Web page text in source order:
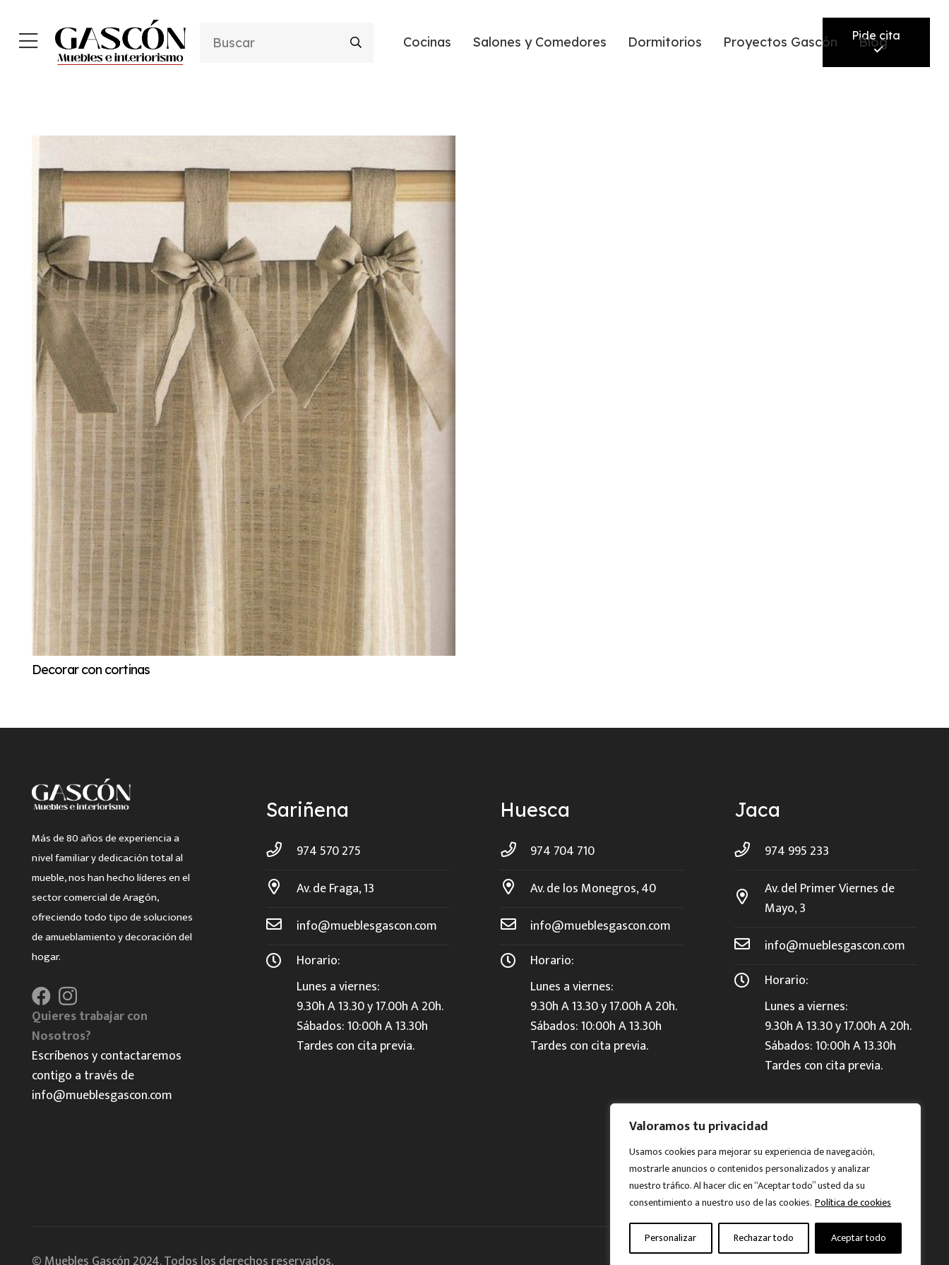
Valoramos tu privacidad
Usamos cookies para mejorar su experiencia de navegación,
mostrarle anuncios o contenidos personalizados y analizar
nuestro tráfico. Al hacer clic en “Aceptar todo” usted da su
consentimiento a nuestro uso de las cookies. Política de cookies
Personalizar Rechazar todo Aceptar todo
Cocinas Salones y Comedores Dormitorios Proyectos Gascón Blog
Pide cita
Decorar con cortinas
Más de 80 años de experiencia a
nivel familiar y dedicación total al
mueble, nos han hecho líderes en el
sector comercial de Aragón,
ofreciendo todo tipo de soluciones
de amueblamiento y decoración del
hogar.
Quieres trabajar con
Nosotros?
Escríbenos y contactaremos
contigo a través de
info@mueblesgascon.com
Sariñena
974 570 275
Av. de Fraga, 13
info@mueblesgascon.com
Horario:
Lunes a viernes:
9.30h A 13.30 y 17.00h A 20h.
Sábados: 10:00h A 13.30h
Tardes con cita previa.
Huesca
974 704 710
Av. de los Monegros, 40
info@mueblesgascon.com
Horario:
Lunes a viernes:
9.30h A 13.30 y 17.00h A 20h.
Sábados: 10:00h A 13.30h
Tardes con cita previa.
Jaca
974 995 233
Av. del Primer Viernes de
Mayo, 3
info@mueblesgascon.com
Horario:
Lunes a viernes:
9.30h A 13.30 y 17.00h A 20h.
Sábados: 10:00h A 13.30h
Tardes con cita previa.